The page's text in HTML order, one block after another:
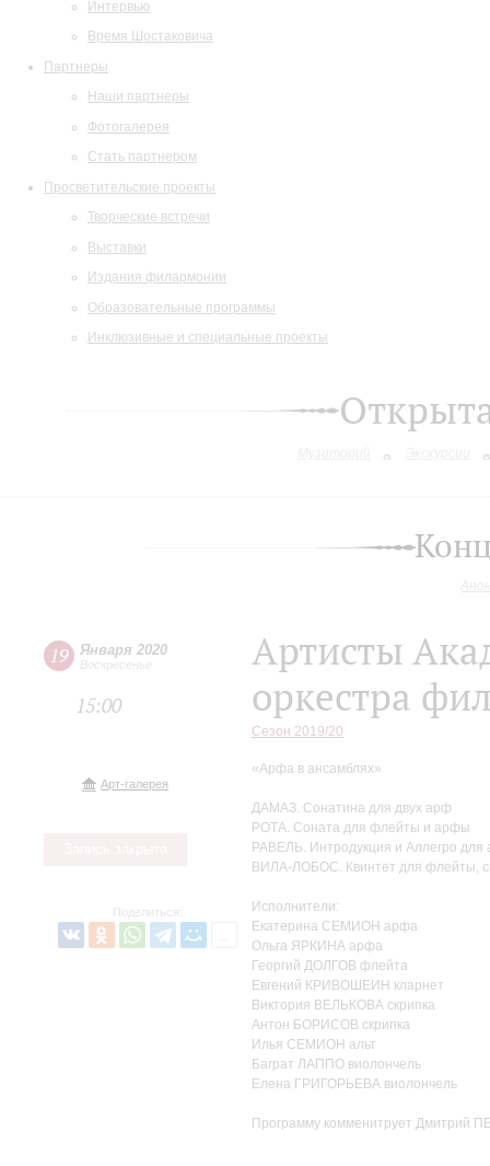
Интервью
Время Шостаковича
Партнеры
Наши партнеры
Фотогалерея
Стать партнером
Просветительские проекты
Творческие встречи
Выставки
Издания филармонии
Образовательные программы
Инклюзивные и специальные проекты
19 Января 2020
Воскресенье
15:00
Арт-галерея
Поделиться:
Артисты
оркестра
Сезон 2019/20
«Арфа в ансамблях»
ДАМАЗ. Сонатина для двух арф
РОТА. Соната для флейты и арфы
РАВЕЛЬ. Интродукция и Аллегро для
ВИЛА-ЛОБОС. Квинтет для флейты,
Исполнители:
Екатерина СЕМИОН арфа
Ольга ЯРКИНА арфа
Георгий ДОЛГОВ флейта
Евгений КРИВОШЕИН кларнет
Виктория ВЕЛЬКОВА скрипка
Антон БОРИСОВ скрипка
Илья СЕМИОН альт
Баграт ЛАППО виолончель
Елена ГРИГОРЬЕВА виолончель
Программу комменитрует Дмитрий